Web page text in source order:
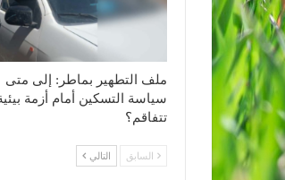
ملف التطهير بماطر: إلى متى
سياسة التسكين أمام أزمة
تتفاقم؟
السابق التالي